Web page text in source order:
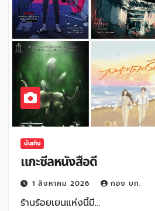
บันเทิง
แกะซีลหนังสือดี
1 สิงหาคม 2026 กอง บก.
ร้านร้อยเยนแห่งนี้มี…